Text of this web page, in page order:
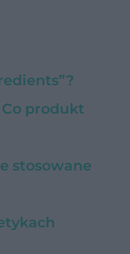
produkt
stosowane